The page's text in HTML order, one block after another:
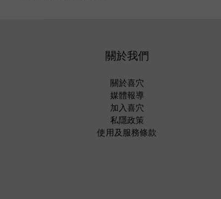
關於我們
關於喜穴
媒體報導
加入喜穴
私隱政策
使用及服務條款